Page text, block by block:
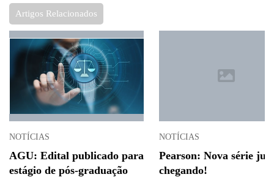
Artigos Relacionados
NOTÍCIAS
AGU: Edital publicado para
estágio de pós-graduação
NOTÍCIAS
Pearson: Nova série
chegando!